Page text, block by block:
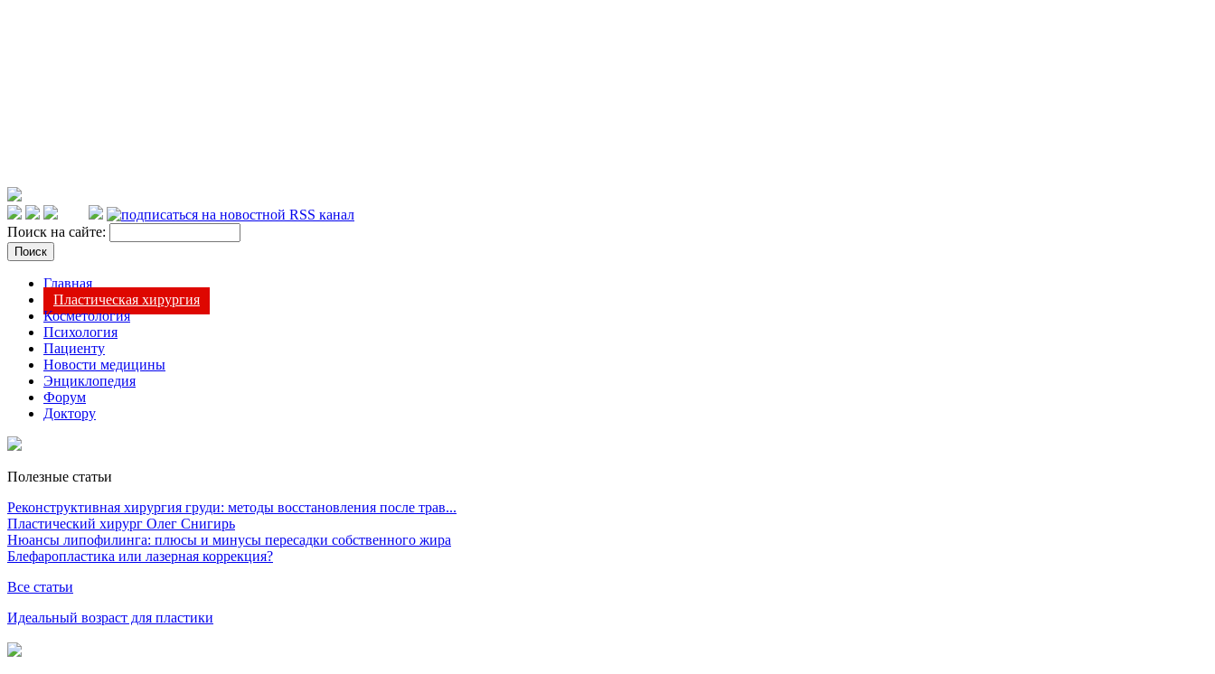
Поиск на сайте:
Главная
Пластическая хирургия
Косметология
Психология
Пациенту
Новости медицины
Энциклопедия
Форум
Доктору
Полезные статьи
Реконструктивная хирургия груди: методы восстановления после трав...
Пластический хирург Олег Снигирь
Нюансы липофилинга: плюсы и минусы пересадки собственного жира
Блефаропластика или лазерная коррекция?
Все статьи
Идеальный возраст для пластики